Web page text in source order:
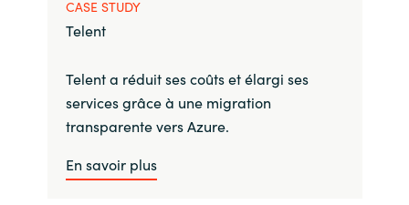
CASE STUDY
Telent
Telent a réduit ses coûts et élargi ses
services grâce à une migration
transparente vers Azure.
En savoir plus